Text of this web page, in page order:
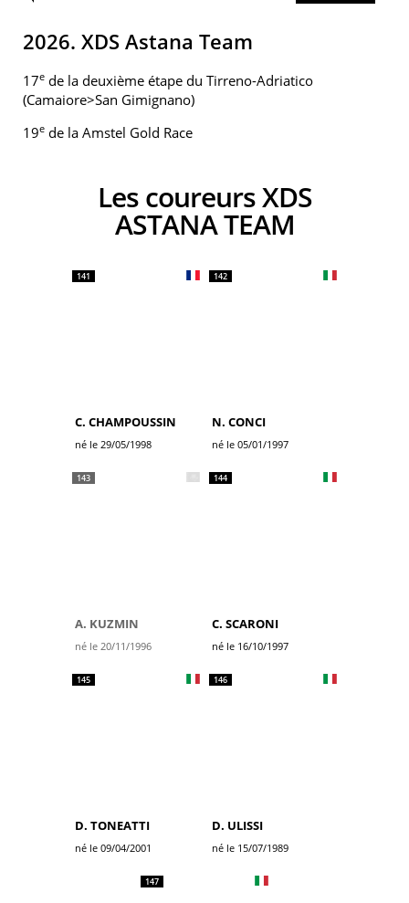
2026. XDS Astana Team
17e de la deuxième étape du Tirreno-Adriatico
(Camaiore>San Gimignano)
19e de la Amstel Gold Race
Les coureurs XDS
ASTANA TEAM
141
C. CHAMPOUSSIN
né le 29/05/1998
142
N. CONCI
né le 05/01/1997
143
A. KUZMIN
né le 20/11/1996
144
C. SCARONI
né le 16/10/1997
145
D. TONEATTI
né le 09/04/2001
146
D. ULISSI
né le 15/07/1989
147